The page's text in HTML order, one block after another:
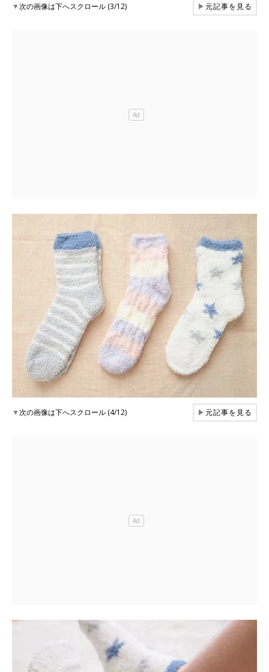
▼次の画像は下へスクロール (3/12) ▶元記事を見る
▼次の画像は下へスクロール (4/12) ▶元記事を見る